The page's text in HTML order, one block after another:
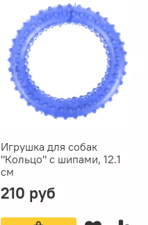
Игрушка для собак
"Кольцо" с шипами, 12.1
см
210 руб